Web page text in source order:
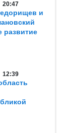
20:47
и
развитие
12:39